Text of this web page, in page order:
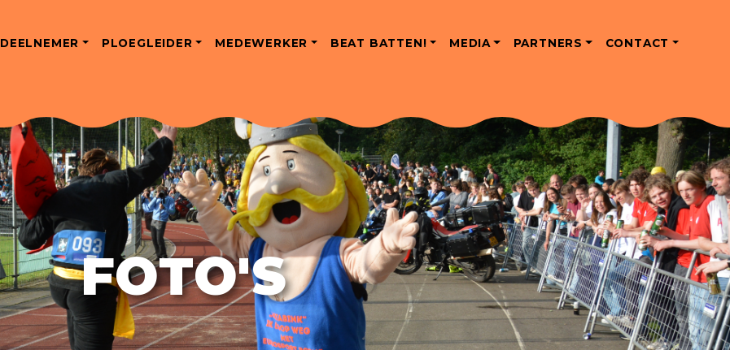
DEELNEMER PLOEGLEIDER MEDEWERKER BEAT BATTEN! MEDIA PARTNERS CONTACT
FOTO'S